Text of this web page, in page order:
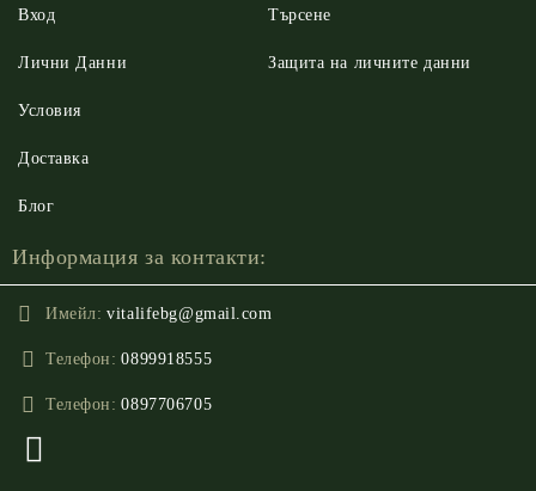
Вход Търсене
Лични Данни
Условия
Доставка
Блог
Защита на личните данни
Информация за контакти:
Имейл: vitalifebg@gmail.com
Телефон: 0899918555
Телефон: 0897706705